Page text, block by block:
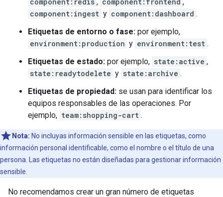
component:ingest y component:dashboard .
Etiquetas de entorno o fase: por ejemplo,
environment:production y environment:test .
Etiquetas de estado: por ejemplo, state:active ,
state:readytodelete y state:archive .
Etiquetas de propiedad: se usan para identificar los
equipos responsables de las operaciones. Por
ejemplo, team:shopping-cart .
Nota: No incluyas información sensible en las etiquetas, como
información personal identificable, como el nombre o el título de una
persona. Las etiquetas no están diseñadas para gestionar información
sensible.
No recomendamos crear un gran número de etiquetas